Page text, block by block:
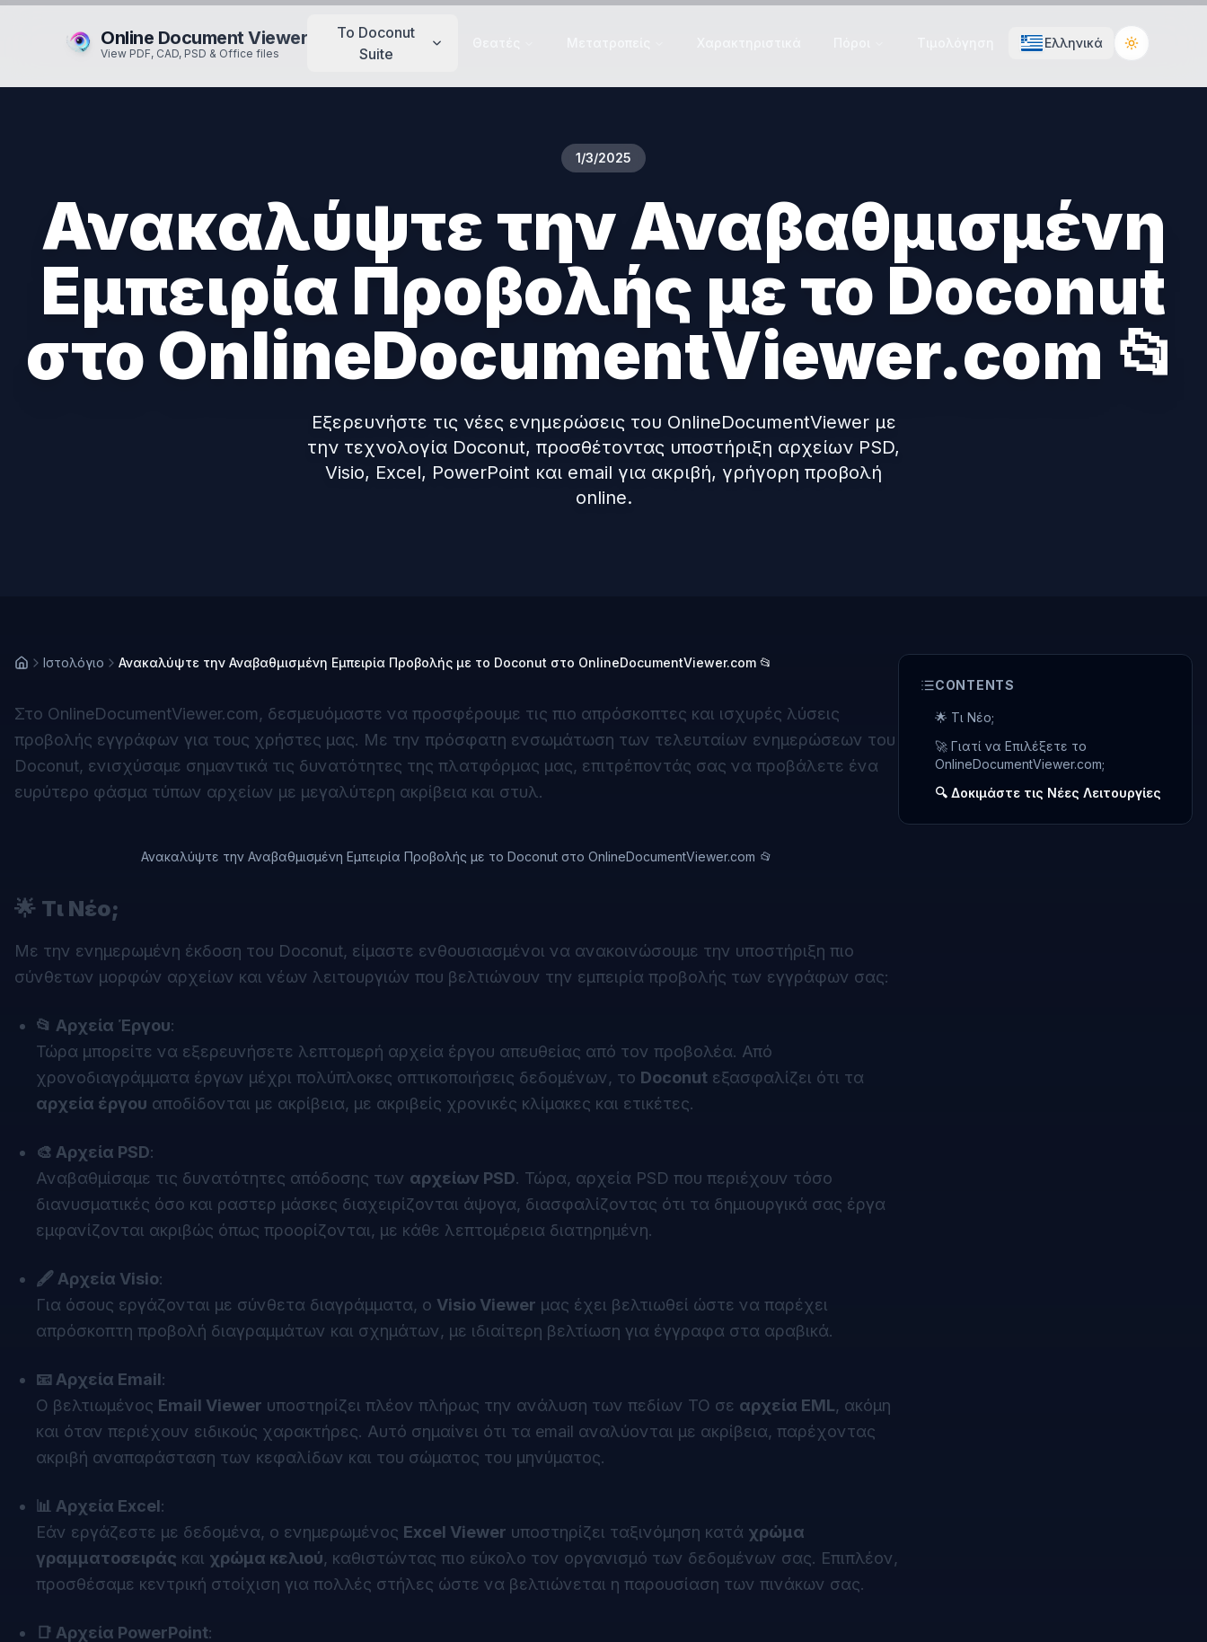
Online Document Viewer
View PDF, CAD, PSD & Office files
Το Doconut
Suite
Ελληνικά Toggle
1/3/2025
Ανακαλύψτε την Αναβαθμισμένη
Εμπειρία Προβολής με το Doconut
στο OnlineDocumentViewer.com 📂
Εξερευνήστε τις νέες ενημερώσεις του OnlineDocumentViewer με
την τεχνολογία Doconut, προσθέτοντας υποστήριξη αρχείων PSD,
Visio, Excel, PowerPoint και email για ακριβή, γρήγορη προβολή
online.
Ιστολόγιο Ανακαλύψτε την Αναβαθμισμένη Εμπειρία Προβολής με το Doconut στο OnlineDocumentViewer.com 📂
Στο OnlineDocumentViewer.com, δεσμευόμαστε να προσφέρουμε τις πιο απρόσκοπτες και ισχυρές λύσεις
προβολής εγγράφων για τους χρήστες μας. Με την πρόσφατη ενσωμάτωση των τελευταίων ενημερώσεων του
Doconut, ενισχύσαμε σημαντικά τις δυνατότητες της πλατφόρμας μας, επιτρέποντάς σας να προβάλετε ένα
ευρύτερο φάσμα τύπων αρχείων με μεγαλύτερη ακρίβεια και στυλ.
Ανακαλύψτε την Αναβαθμισμένη Εμπειρία Προβολής με το Doconut στο OnlineDocumentViewer.com 📂
🌟 Τι Νέο;
Με την ενημερωμένη έκδοση του Doconut, είμαστε ενθουσιασμένοι να ανακοινώσουμε την υποστήριξη πιο
σύνθετων μορφών αρχείων και νέων λειτουργιών που βελτιώνουν την εμπειρία προβολής των εγγράφων σας:
📂 Αρχεία Έργου:
Τώρα μπορείτε να εξερευνήσετε λεπτομερή αρχεία έργου απευθείας από τον προβολέα. Από
χρονοδιαγράμματα έργων μέχρι πολύπλοκες οπτικοποιήσεις δεδομένων, το Doconut εξασφαλίζει ότι τα
αρχεία έργου αποδίδονται με ακρίβεια, με ακριβείς χρονικές κλίμακες και ετικέτες.
🎨 Αρχεία PSD:
Αναβαθμίσαμε τις δυνατότητες απόδοσης των αρχείων PSD. Τώρα, αρχεία PSD που περιέχουν τόσο
διανυσματικές όσο και ραστερ μάσκες διαχειρίζονται άψογα, διασφαλίζοντας ότι τα δημιουργικά σας έργα
εμφανίζονται ακριβώς όπως προορίζονται, με κάθε λεπτομέρεια διατηρημένη.
🖋 Αρχεία Visio:
Για όσους εργάζονται με σύνθετα διαγράμματα, ο Visio Viewer μας έχει βελτιωθεί ώστε να παρέχει
απρόσκοπτη προβολή διαγραμμάτων και σχημάτων, με ιδιαίτερη βελτίωση για έγγραφα στα αραβικά.
📧 Αρχεία Email:
Ο βελτιωμένος Email Viewer υποστηρίζει πλέον πλήρως την ανάλυση των πεδίων TO σε αρχεία EML, ακόμη
και όταν περιέχουν ειδικούς χαρακτήρες. Αυτό σημαίνει ότι τα email αναλύονται με ακρίβεια, παρέχοντας
ακριβή αναπαράσταση των κεφαλίδων και του σώματος του μηνύματος.
📊 Αρχεία Excel:
Εάν εργάζεστε με δεδομένα, ο ενημερωμένος Excel Viewer υποστηρίζει ταξινόμηση κατά χρώμα
γραμματοσειράς και χρώμα κελιού, καθιστώντας πιο εύκολο τον οργανισμό των δεδομένων σας. Επιπλέον,
προσθέσαμε κεντρική στοίχιση για πολλές στήλες ώστε να βελτιώνεται η παρουσίαση των πινάκων σας.
📑 Αρχεία PowerPoint:
CONTENTS
🌟 Τι Νέο;
🚀 Γιατί να Επιλέξετε το
OnlineDocumentViewer.com;
🔍 Δοκιμάστε τις Νέες Λειτουργίες